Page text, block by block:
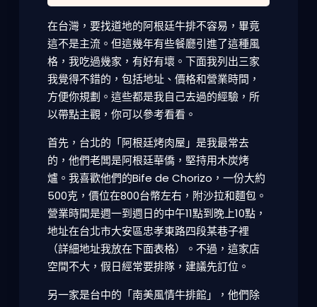
在台灣，要找道地的阿根廷牛排不容易，畢竟
這不是主流。但這幾年有些餐廳引進了這種風
格，我吃過幾家，有好有壞。下面我列出三家
我覺得不錯的，包括地址、價格和營業時間，
方便你規劃。這些都是我自己去過的經驗，所
以帶點主觀，你可以參考看看。
首先，台北的「阿根廷烤肉屋」是我最常去
的，他們老闆是阿根廷華僑，堅持用木炭烤
爐。我喜歡他們的Bife de Chorizo，一份大約
500克，價位在800台幣左右，附沙拉和麵包。
營業時間是週一到週日的中午11點到晚上10點，
地址在台北市大安區忠孝東路四段某巷子裡
（詳細地址我放在下面表格）。不過，這家店
空間不大，假日經常要排隊，建議先訂位。
另一家是台中的「南美風情牛排館」，他們除